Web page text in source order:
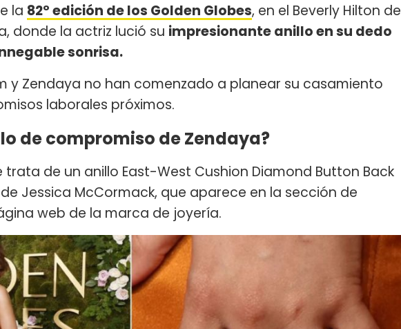
la 82º edición de los Golden Globes, en el Beverly Hilton de
donde la actriz lució su impresionante anillo en su dedo
sonrisa.
y Zendaya no han comenzado a planear su casamiento
laborales próximos.
de compromiso de Zendaya?
trata de un anillo East-West Cushion Diamond Button Back
Jessica McCormack, que aparece en la sección de
web de la marca de joyería.